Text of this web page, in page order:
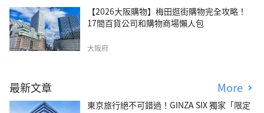
【2026大阪購物】梅田逛街購物完全攻略！
17間百貨公司和購物商場懶人包
大阪府
最新文章 More
東京旅行絕不可錯過！GINZA SIX 獨家「限定